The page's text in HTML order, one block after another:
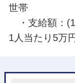
世帯
・支給額：
1人当たり5万